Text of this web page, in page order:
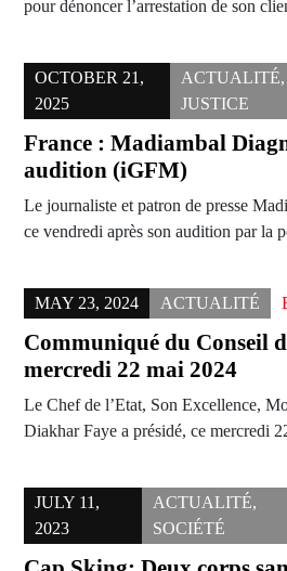
pour dénoncer l’arrestation de son
OCTOBER 21,
2025
ACTUALITÉ,
JUSTICE
France : Madiambal
audition (iGFM)
Le journaliste et patron de presse
ce vendredi après son audition par la
MAY 23, 2024 ACTUALITÉ
Communiqué du Conseil
mercredi 22 mai 2024
Le Chef de l’Etat, Son Excellence,
Diakhar Faye a présidé, ce mercredi
JULY 11,
2023
ACTUALITÉ,
SOCIÉTÉ